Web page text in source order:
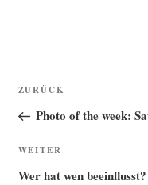
Beitragsnavigation
Vorheriger
Beitrag
ZURÜCK
Photo of the week:
Nächster
Beitrag
WEITER
Wer hat wen beeinflusst?